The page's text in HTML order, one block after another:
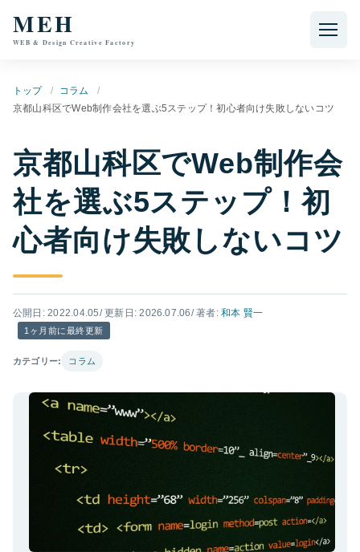
MEH
WEB & Design Creative Factory
トップ
コラム
京都山科区でWeb制作会社を選ぶ5ステップ！初心者向け失敗しないコツ
京都山科区でWeb制作会
社を選ぶ5ステップ！初
心者向け失敗しないコツ
公開日: 2022.04.05/ 更新日: 2026.07.06/ 著者:和本 賢一
1ヶ月前に最終更新
カテゴリー: コラム